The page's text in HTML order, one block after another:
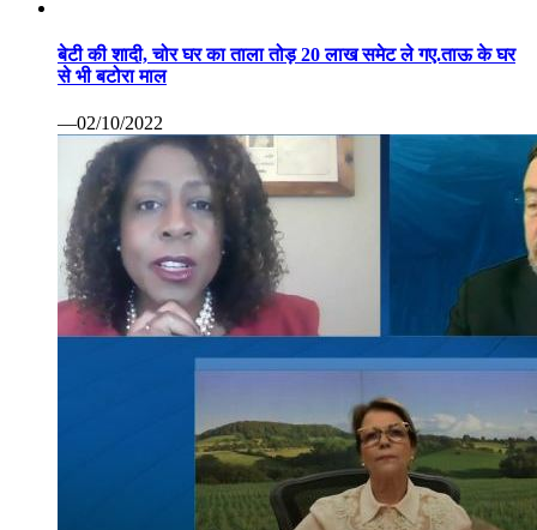
बेटी की शादी, चोर घर का ताला तोड़ 20 लाख समेट ले गए.ताऊ के घर
से भी बटोरा माल
—02/10/2022